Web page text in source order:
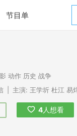
节目单
动作 历史 战争
主演: 王学圻 杜江 易
4人想看